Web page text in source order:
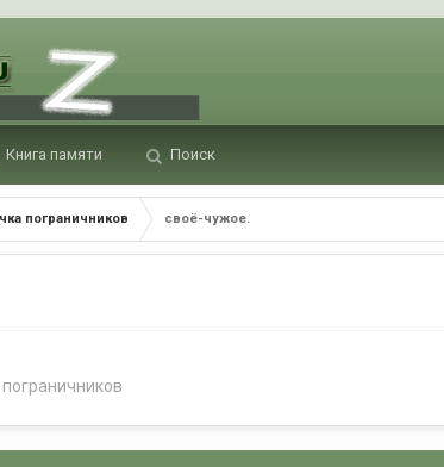
Книга памяти Поиск
пограничников своё-чужое.